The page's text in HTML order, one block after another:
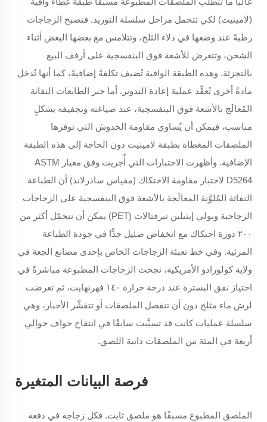
(لامينيت) لكي تتحمل مراحل سلسلة التوريد. فتصبح الزجاجات
رطبةً عند وضعها في دلاء الثلج، وتتلامس مع بعضها البعض أثناء
الشحن، وتتعرض للأشعة فوق البنفسجية على أرفف البيع
بالتجزئة. وهذه الطبقة الواقية تُضيف تكلفةً إضافيةً، كما أنها تُدخل
مادةً أخرى تُعقِّد عملية إعادة التدوير. أما حبر الطابعات النفاثة
المُعالَج بالأشعة فوق البنفسجية، عند صياغته وتجفيفه بشكلٍ
مناسب، فيمكن أن يُساوي مقاومة الخدوش التي توفرها
الملصقات المغطاة بطبقة لامينيت دون الحاجة إلى هذه الطبقة
الإضافية. وأظهرت الاختبارات التي أُجريت وفق معيار ASTM
D5264 لاختبار مقاومة الاحتكاك (مقياس ساذرلاند) أن الطباعة
النفاثة المُلوَّنة المعالَجة بالأشعة فوق البنفسجية على الزجاجات
الزجاجية وبولي إيثيلين تيرفثالات (PET) يمكن أن تتحمّل أكثر من
٢٠٠ دورة احتكاك مع انخفاض ضئيل جدًّا في جودة الطباعة
المرئية. وفي خط تعبئة الزجاجات الخاص بإحدى مصانع الجعة في
ولاية كولورادو الأمريكية، نجحت الزجاجات المطبوعة مباشرةً في
اجتياز نفق البسترة عند درجة حرارة ١٤٠ فهرنهايت، ثم تعرضت
لرش ماء مثلج دون أن تنفصل الملصقات أو تتقشَّر الأحبار، وهي
سلسلة عمليات كانت قد تسبَّبت سابقًا في انتفاخ حواف حوالي
أربعة في المئة من الملصقات ذاتية اللصق.
فرصة البيانات المتغيرة
الملصق المطبوع مسبقًا هو ملصق ثابت. فكل زجاجة في دفعة